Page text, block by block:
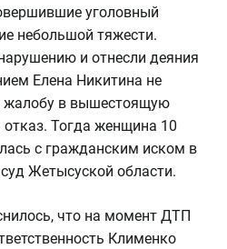
уголовный
небольшой тяжести.
и отнесли деяния
Елена Никитина не
жалобу в вышестоящую
Тогда женщина 10
с гражданским иском в
Жетысуской области.
что на момент ДТП
Клименко